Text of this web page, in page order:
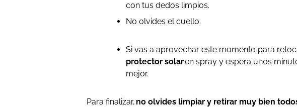
con tus dedos limpios.
No olvides el cuello.
Si vas a aprovechar este momento para
protector solaren spray y espera unos
mejor.
Para finalizar, no olvides limpiar y retirar muy bien